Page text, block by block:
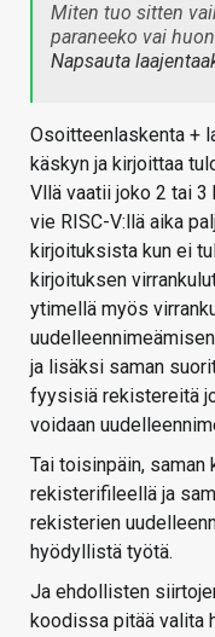
Miten tuo sitten
paraneeko vai
Napsauta
Osoitteenlaskenta +
käskyn ja kirjoittaa
Vllä vaatii joko 2 tai
vie RISC-V:llä aika
kirjoituksista kun ei
kirjoituksen
ytimellä myös
ja lisäksi saman
fyysisiä rekistereitä
voidaan
Tai toisinpäin,
rekisterifileellä ja
rekisterien
hyödyllistä työtä.
Ja ehdollisten
koodissa pitää valita